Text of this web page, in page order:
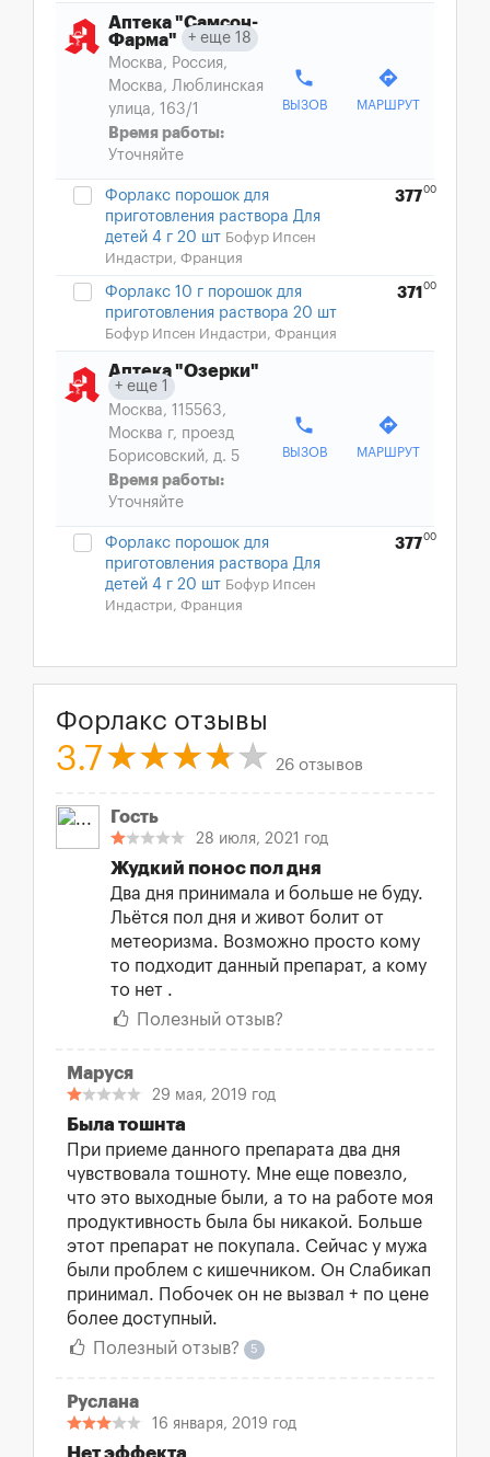
Аптека "Самсон-
Фарма"
еще 18
Москва, Россия,
Москва, Люблинская
улица, 163/1
Время работы:
Уточняйте
phone
ВЫЗОВ
directions
МАРШРУТ
Форлакс порошок для
приготовления раствора Для
детей 4 г 20 шт Бофур Ипсен
Индастри, Франция
37700
Форлакс 10 г порошок для
приготовления раствора 20 шт
Бофур Ипсен Индастри, Франция
371 00
Аптека "Озерки"
еще 1
Москва, 115563,
Москва г, проезд
Борисовский, д. 5
Время работы:
Уточняйте
phone
ВЫЗОВ
directions
МАРШРУТ
Форлакс порошок для
приготовления раствора Для
детей 4 г 20 шт Бофур Ипсен
Индастри, Франция
37700
Форлакс отзывы
3.7 26 отзывов
Гость
28 июля, 2021 год
Жудкий понос пол дня
Два дня принимала и больше не буду.
Льётся пол дня и живот болит от
метеоризма. Возможно просто кому
то подходит данный препарат, а кому
то нет .
Полезный отзыв?
Маруся
29 мая, 2019 год
Была тошнта
При приеме данного препарата два дня
чувствовала тошноту. Мне еще повезло,
что это выходные были, а то на работе моя
продуктивность была бы никакой. Больше
этот препарат не покупала. Сейчас у мужа
были проблем с кишечником. Он Слабикап
принимал. Побочек он не вызвал + по цене
более доступный.
Полезный отзыв?
5
Руслана
16 января, 2019 год
Нет эффекта